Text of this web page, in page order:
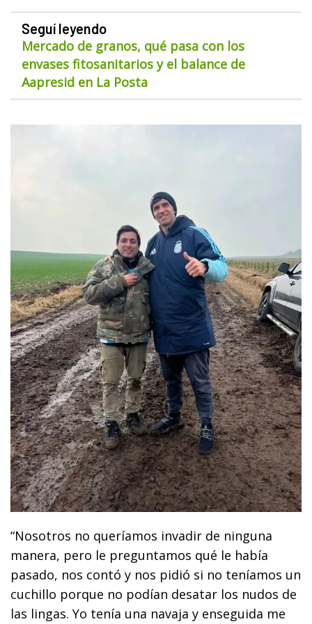
Seguí leyendo
Mercado de granos, qué pasa con los
envases fitosanitarios y el balance de
Aapresid en La Posta
“Nosotros no queríamos invadir de ninguna
manera, pero le preguntamos qué le había
pasado, nos contó y nos pidió si no teníamos un
cuchillo porque no podían desatar los nudos de
las lingas. Yo tenía una navaja y enseguida me